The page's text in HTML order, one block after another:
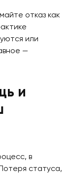
отказ как
или
—
и
в
статуса,